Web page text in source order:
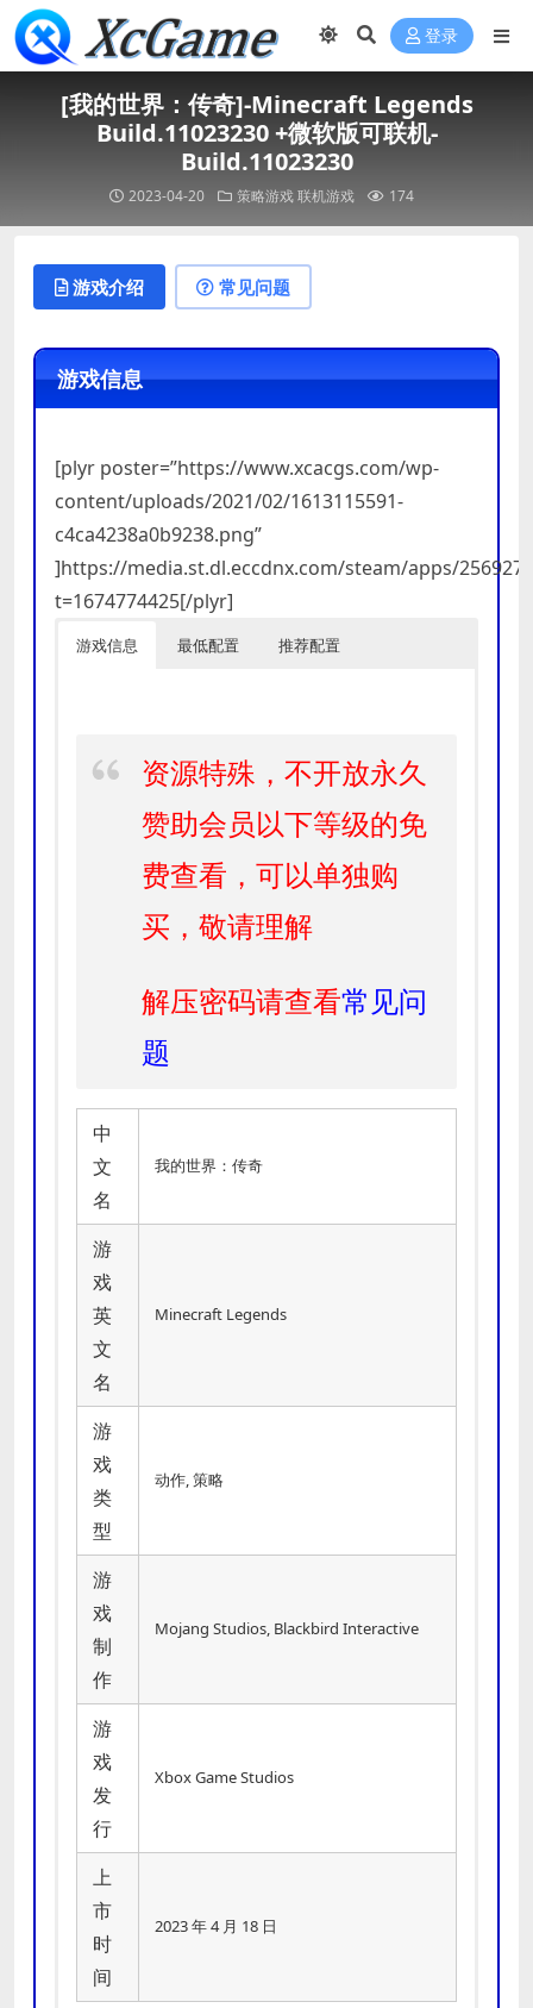
登录
[我的世界：传奇]-Minecraft Legends
Build.11023230 +微软版可联机-
Build.11023230
2023-04-20 策略游戏联机游戏 174
游戏介绍 常见问题
游戏信息
[plyr poster=”https://www.xcacgs.com/wp-
content/uploads/2021/02/1613115591-
c4ca4238a0b9238.png”
]https://media.st.dl.eccdnx.com/steam/apps/
t=1674774425[/plyr]
游戏信息 最低配置 推荐配置
资源特殊，不开放永久
赞助会员以下等级的免
费查看，可以单独购
买，敬请理解
解压密码请查看常见问
题
中
文
名
我的世界：传奇
游
戏
英
文
名
Minecraft Legends
游
戏
类
型
动作, 策略
游
戏
制
作
Mojang Studios, Blackbird Interactive
游
戏
发
行
Xbox Game Studios
上
市
时
间
2023 年 4 月 18 日